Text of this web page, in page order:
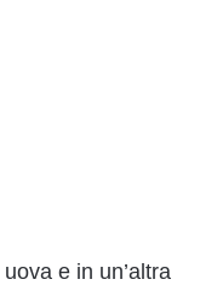
e in un’altra